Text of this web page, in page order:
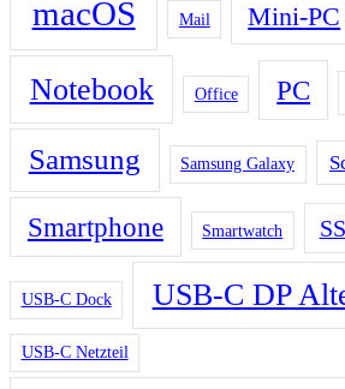
macOS Mail Mini-PC
Notebook Office PC
Samsung Samsung Galaxy
Smartphone Smartwatch
USB-C Dock USB-C DP
USB-C Netzteil